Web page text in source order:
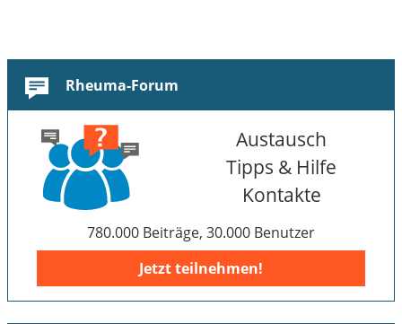
Rheuma-Forum
Austausch
Tipps & Hilfe
Kontakte
780.000 Beiträge, 30.000 Benutzer
Jetzt teilnehmen!